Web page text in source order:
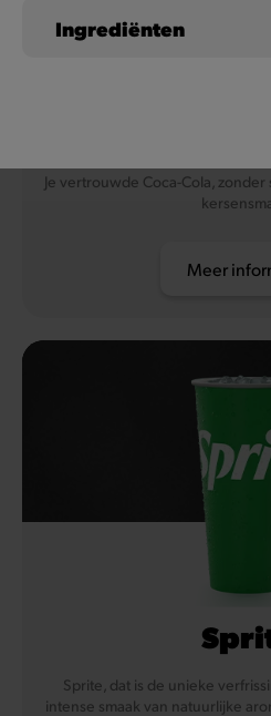
Je vertrouwde Coca-Cola,
Meer
Sprite, dat is de unieke
intense smaak van natuurlijke
Ingrediënten